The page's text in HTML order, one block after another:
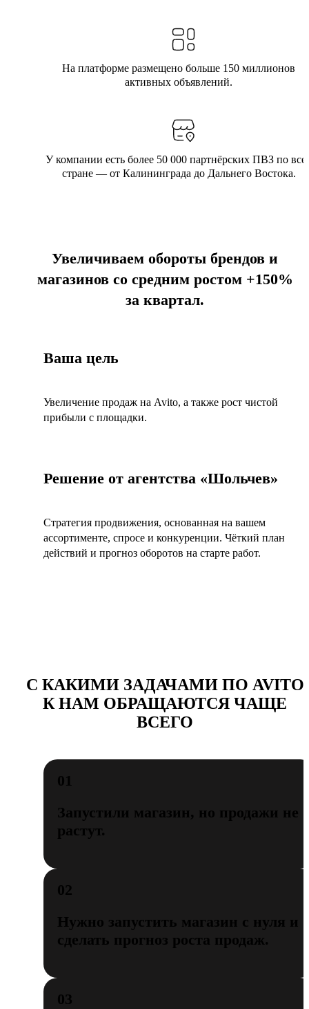
На платформе размещено больше 150 миллионов
активных объявлений.
У компании есть более 50 000 партнёрских ПВЗ по
стране ― от Калининграда до Дальнего Востока.
Увеличиваем обороты брендов и
магазинов со средним ростом +150%
за квартал.
Ваша цель
Увеличение продаж на Avito, а также рост чистой
прибыли с площадки.
Решение от агентства «Шольчев»
Стратегия продвижения, основанная на вашем
ассортименте, спросе и конкуренции. Чёткий план
действий и прогноз оборотов на старте работ.
С КАКИМИ ЗАДАЧАМИ ПО AVITO
К НАМ ОБРАЩАЮТСЯ ЧАЩЕ
ВСЕГО
01
Запустили магазин, но продажи не
растут.
02
Нужно запустить магазин с нуля и
сделать прогноз роста продаж.
03